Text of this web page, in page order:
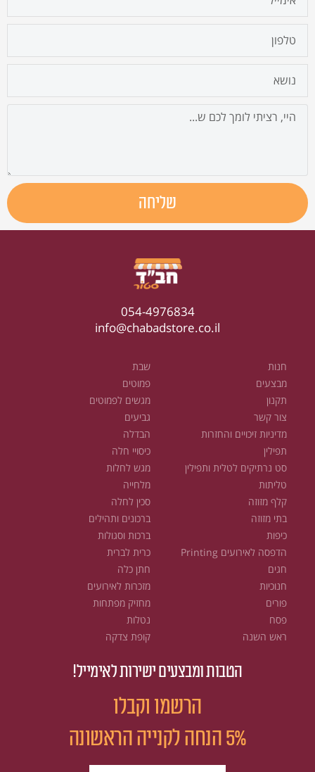
הודעה
שליחה
054-4976834
info@chabadstore.co.il
חנות
מבצעים
תקנון
צור קשר
מדיניות זיכויים והחזרות
תפילין
סט נרתיקים לטלית ותפילין
טליתות
קלף מזוזה
בתי מזוזה
כיפות
הדפסה לאירועים Printing
חגים
חנוכיות
פורים
פסח
ראש השנה
שבת
פמוטים
מגשים לפמוטים
גביעים
הבדלה
כיסויי חלה
מגש לחלות
מלחייה
סכין לחלה
ברכונים ותהילים
ברכות וסגולות
כרית לברית
חתן כלה
מזכרות לאירועים
מחזיק מפתחות
נטלות
קופת צדקה
הטבות ומבצעים ישירות לאימייל!
הרשמו וקבלו
5% הנחה לקנייה הראשונה